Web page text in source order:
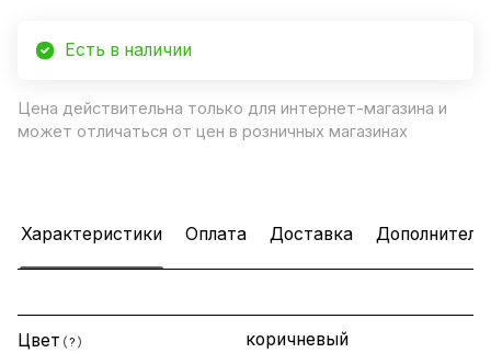
Есть в наличии
Цена действительна только для интернет-магазина и
может отличаться от цен в розничных магазинах
Характеристики Оплата Доставка
Цвет ? коричневый